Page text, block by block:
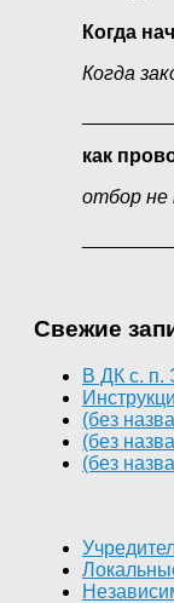
Когда
Когда
как
отбор не
Свежие
В ДК с. п.
(без
(без
(без